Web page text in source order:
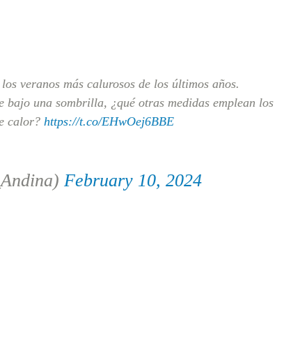
veranos más calurosos de los últimos años.
bajo una sombrilla, ¿qué otras medidas emplean los
calor? https://t.co/EHwOej6BBE
February 10, 2024